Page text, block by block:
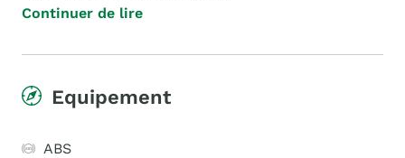
Continuer de lire
Equipement
ABS